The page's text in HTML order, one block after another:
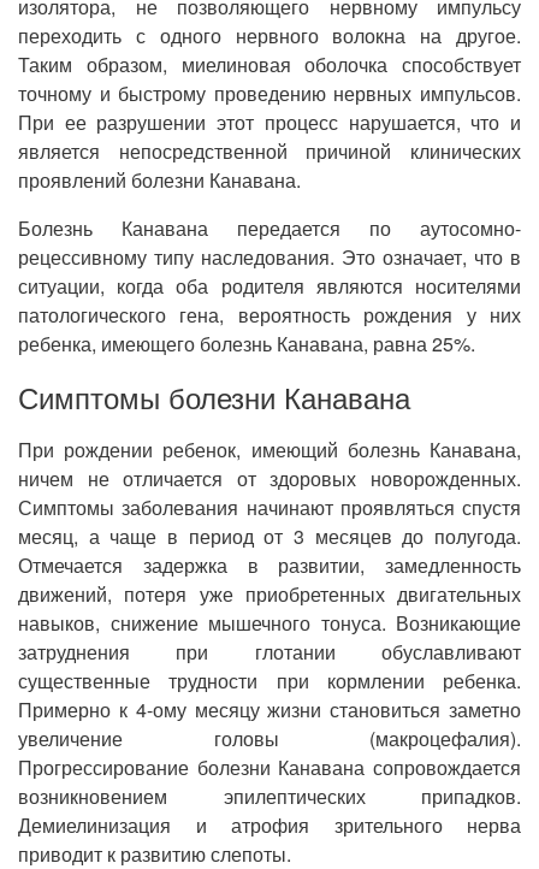
изолятора, не позволяющего нервному импульсу
переходить с одного нервного волокна на другое.
Таким образом, миелиновая оболочка способствует
точному и быстрому проведению нервных импульсов.
При ее разрушении этот процесс нарушается, что и
является непосредственной причиной клинических
проявлений болезни Канавана.
Болезнь Канавана передается по аутосомно-
рецессивному типу наследования. Это означает, что в
ситуации, когда оба родителя являются носителями
патологического гена, вероятность рождения у них
ребенка, имеющего болезнь Канавана, равна 25%.
Симптомы болезни Канавана
При рождении ребенок, имеющий болезнь Канавана,
ничем не отличается от здоровых новорожденных.
Симптомы заболевания начинают проявляться спустя
месяц, а чаще в период от 3 месяцев до полугода.
Отмечается задержка в развитии, замедленность
движений, потеря уже приобретенных двигательных
навыков, снижение мышечного тонуса. Возникающие
затруднения при глотании обуславливают
существенные трудности при кормлении ребенка.
Примерно к 4-ому месяцу жизни становиться заметно
увеличение головы (макроцефалия).
Прогрессирование болезни Канавана сопровождается
возникновением эпилептических припадков.
Демиелинизация и атрофия зрительного нерва
приводит к развитию слепоты.